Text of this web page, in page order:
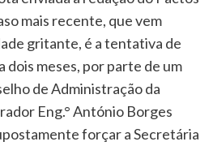
mais recente, que vem
gritante, é a tentativa de
dois meses, por parte de um
de Administração da
Eng.° António Borges
forçar a Secretária